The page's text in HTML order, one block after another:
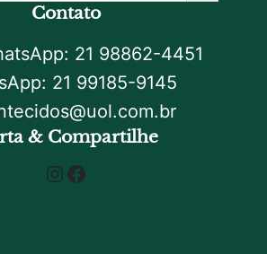
Contato
21 98862-4451
21 99185-9145
& Compartilhe
Instagram Facebook